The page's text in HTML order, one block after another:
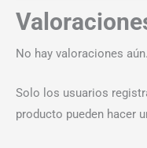
No hay valoraciones aún.
Solo los usuarios
producto pueden hacer